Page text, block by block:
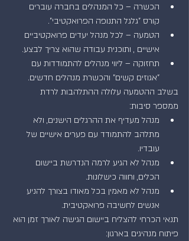
הכשרה – כל המנהלים בחברה עוברים
קורס "גלגל התנופה הפרואקטיבי".
הטמעה – לכל מנהל יעדים פרואקטיביים
אישיים , ותוכנית עבודה שהוא צריך לבצע.
תחזוקה – ליווי מנהלים להתמודדות עם
"אגוזים קשים" והכשרת מנהלים חדשים.
בשלב ההטמעה עלולה ההתלהבות לרדת
ממספר סיבות:
מנהל מעדיף את ההרגלים הישנים, ולא
מתלהב להתמודד עם פערים אישיים של
עובדיו.
מנהל לא הגיע לרמה הנדרשת ביישום
הכלים, וחווה כישלונות.
מנהל לא מאמין בכל מאודו בצורך להניע
אנשים לחשיבה פרואקטיבית.
תנאי הכרחי להצליח ביישום הגישה לאורך זמן הוא
פיתוח מנהיגים בארגון: